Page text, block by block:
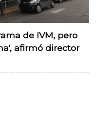
de IVM, pero
afirmó director